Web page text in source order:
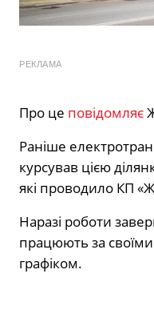
РЕКЛАМА
Про це повідомляє
Раніше
курсував цією
які проводило КП
Наразі роботи
працюють за
графіком.